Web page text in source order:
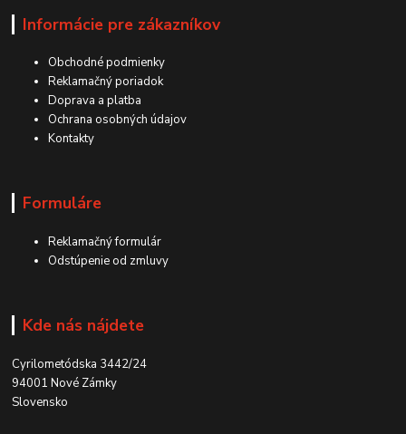
Informácie pre zákazníkov
Obchodné podmienky
Reklamačný poriadok
Doprava a platba
Ochrana osobných údajov
Kontakty
Formuláre
Reklamačný formulár
Odstúpenie od zmluvy
Kde nás nájdete
Cyrilometódska 3442/24
94001 Nové Zámky
Slovensko